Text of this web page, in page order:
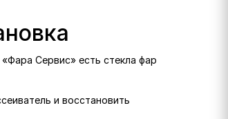
Сервис» есть стекла фар
и восстановить